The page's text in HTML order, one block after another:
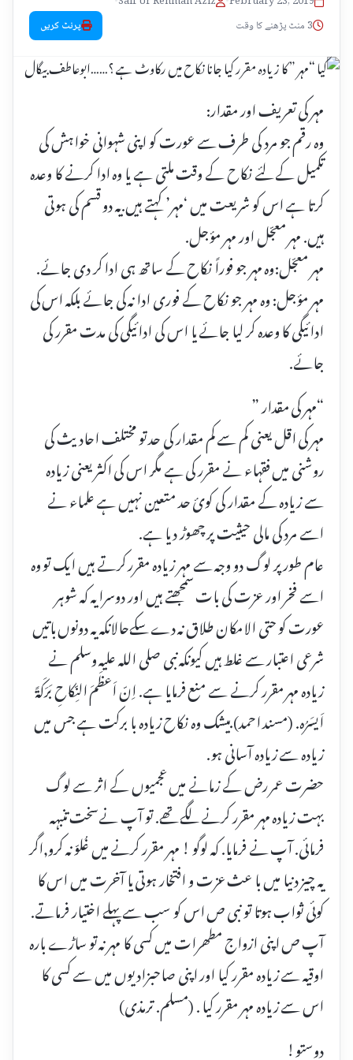
3 منٹ پڑھنے کا وقت
پرنٹ کریں
مہر کی تعریف اور مقدار:
وہ رقم جو مرد کی طرف سے عورت کو اپنی شہوانی خواہش کی
تکمیل کے لئے نکاح کے وقت ملتی ہے یا وہ ادا کرنے کا وعدہ
کرتا ہے اس کو شریعت میں ‘مہر’ کہتے ہیں.یہ دو قسم کی ہوتی
ہیں. مہر معجّل اور مہر مؤجل.
مہر معجّل:وہ مہر جو فوراً نکاح کے ساتھ ہی ادا کر دی جائے.
مہر مؤجل: وہ مہر جو نکاح کے فوری ادا نہ کی جائے بلکہ اس کی
ادائیگی کا وعدہ کر لیا جائے یا اس کی ادائیگی کی مدت مقرر کی
جائے.
“مہر کی مقدار ”
مہر کی اقل یعنی کم سے کم مقدار کی حد تو مختلف احادیث کی
روشنی میں فقہاء نے مقرر کی ہے مگر اس کی اکثر یعنی زیادہ
سے زیادہ کے مقدار کی کوئ حد متعین نہیں ہے علماء نے
اسے مرد کی مالی حیثیت پر چھوڑ دیا ہے.
عام طور پر لوگ دو وجہ سے مہر زیادہ مقرر کرتے ہیں ایک تو وہ
اسے فخر اور عزت کی بات سمجھتے ہیں اور دوسرا یہ کہ شوہر
عورت کو حتی الامکان طلاق نہ دے سکےحالانکہ یہ دونوں باتیں
شرعی اعتبار سے غلط ہیں کیونکہ نبی صلی اللہ علیہ وسلم نے
زیادہ مہر مقرر کرنے سے منع فرمایا ہے. اِنّ اَعظَمَ النِّکاحِ بَرَکَۃً
اَیسَرُہ. (مسند احمد) بیشک وہ نکاح زیادہ با برکت ہے جس میں
زیادہ سے زیادہ آسانی ہو.
حضرت عمر رض کے زمانے میں عجمیوں کے اثر سے لوگ
بہت زیادہ مہر مقرر کرنے لگے تھے. تو آپ نےسخت تنبہہ
فرمائی. آپ نے فرمایا. کہ لوگو ! مہر مقرر کرنے میں غُلوّ نہ کرو,اگر
یہ چیز دنیا میں با عث عزت و افتخار ہوتی یا آخرت میں اس کا
کوئی ثواب ہوتا تو نبی ص اس کو سب سے پہلے اختیار فرماتے.
آپ ص اپنی ازواج مطھرات میں کسی کا مہر نہ تو ساڑے بارہ
اوقیہ سے زیادہ مقرر کیا اور اپنی صاحبزادیوں میں سے کسی کا
اس سے زیادہ مہر مقرر کیا . (مسلم. ترمذی)
دوستو!